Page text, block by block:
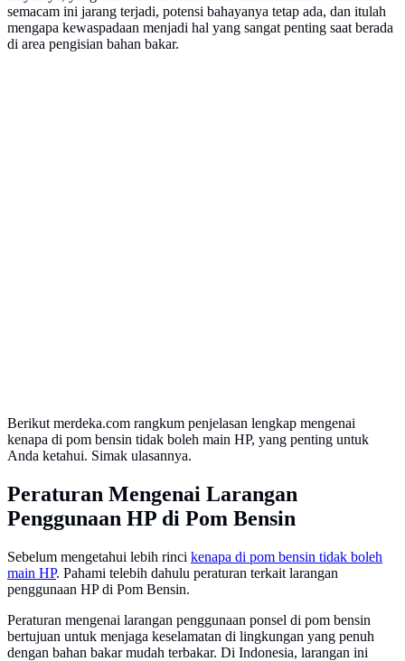
semacam ini jarang terjadi, potensi bahayanya tetap ada, dan itulah
mengapa kewaspadaan menjadi hal yang sangat penting saat berada
di area pengisian bahan bakar.
Berikut merdeka.com rangkum penjelasan lengkap mengenai
kenapa di pom bensin tidak boleh main HP, yang penting untuk
Anda ketahui. Simak ulasannya.
Peraturan Mengenai Larangan
Penggunaan HP di Pom Bensin
Sebelum mengetahui lebih rinci kenapa di pom bensin tidak boleh
main HP. Pahami telebih dahulu peraturan terkait larangan
penggunaan HP di Pom Bensin.
Peraturan mengenai larangan penggunaan ponsel di pom bensin
bertujuan untuk menjaga keselamatan di lingkungan yang penuh
dengan bahan bakar mudah terbakar. Di Indonesia, larangan ini